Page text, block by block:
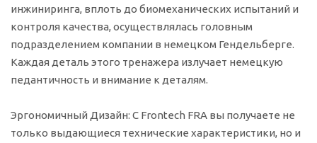
инжиниринга, вплоть до биомеханических испытаний и
контроля качества, осуществлялась головным
подразделением компании в немецком Гендельберге.
Каждая деталь этого тренажера излучает немецкую
педантичность и внимание к деталям.
Эргономичный Дизайн: С Frontech FRA вы получаете не
только выдающиеся технические характеристики, но и